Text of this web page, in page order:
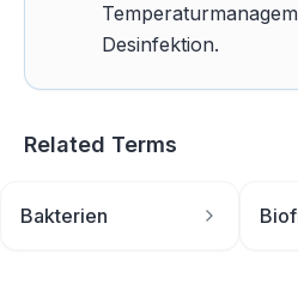
Desinfektion.
Related Terms
Bakterien